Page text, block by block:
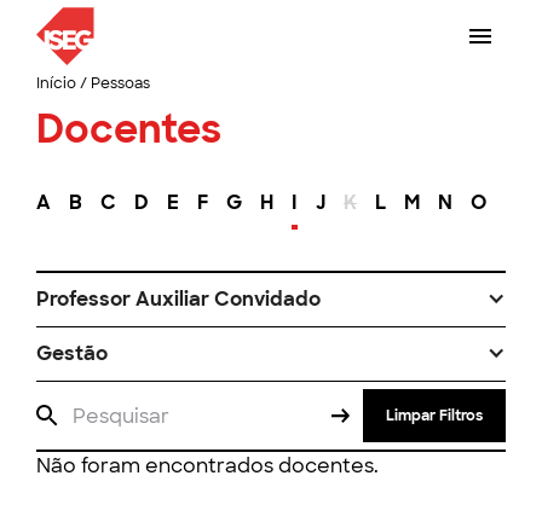
Início/ Pessoas
Docentes
A B C D E F G H I J K L M N O
Professor Auxiliar Convidado
Gestão
Limpar Filtros
Não foram encontrados docentes.